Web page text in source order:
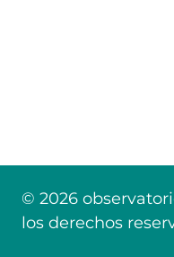
© 2026
los derechos